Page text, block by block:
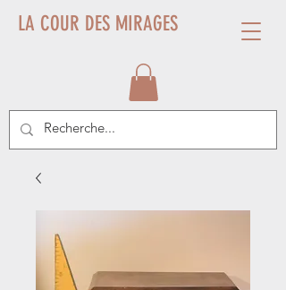
LA COUR DES MIRAGES